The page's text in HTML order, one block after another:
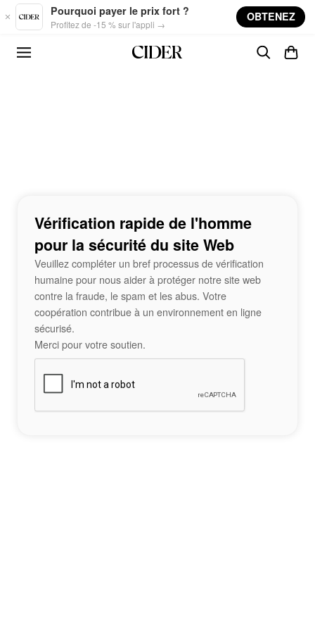
Skip to main content
Pourquoi payer le prix fort ?
Profitez de -15 % sur l'appli →
OBTENEZ
Vérification rapide de l'homme
pour la sécurité du site Web
Veuillez compléter un bref processus de vérification
humaine pour nous aider à protéger notre site web
contre la fraude, le spam et les abus. Votre
coopération contribue à un environnement en ligne
sécurisé.
Merci pour votre soutien.